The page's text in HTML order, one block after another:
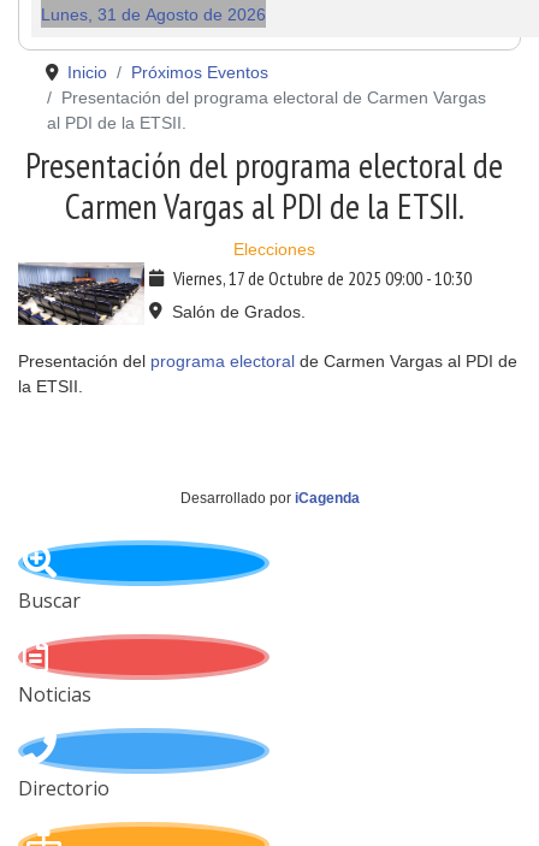
Lunes, 31 de Agosto de 2026
Inicio
Próximos Eventos
Presentación del programa electoral de Carmen Vargas
al PDI de la ETSII.
Presentación del programa electoral de
Carmen Vargas al PDI de la ETSII.
Elecciones
Viernes, 17 de Octubre de 2025 09:00-10:30
Salón de Grados.
Presentación del programa electoral de Carmen Vargas al PDI de
la ETSII.
Desarrollado por iCagenda
Buscar
Noticias
Directorio